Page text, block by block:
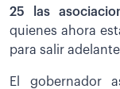
25 las
quienes ahora
para salir
El gobernador